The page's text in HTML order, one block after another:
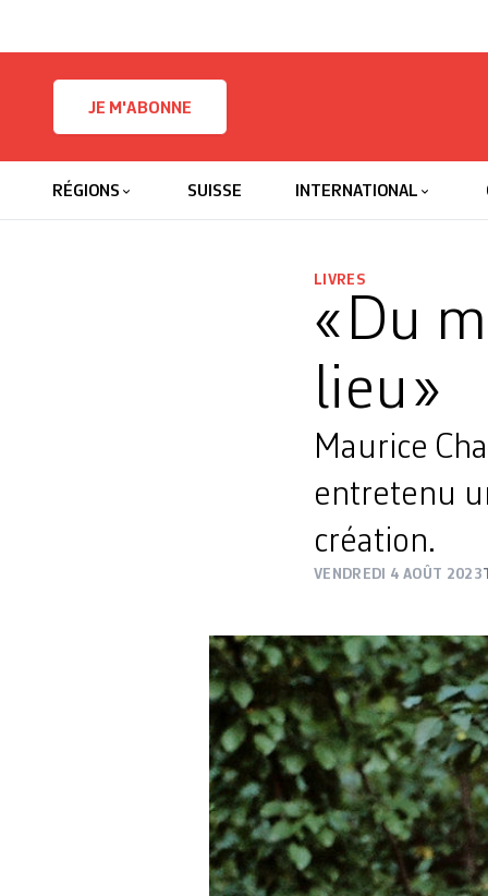
JE M'ABONNE
RÉGIONS SUISSE INTERNATIONAL
LIVRES
« Du
lieu »
Maurice
entretenu
création.
VENDREDI 4 AOÛT 2023